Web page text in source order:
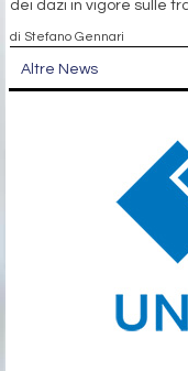
dei dazi in vigore sulle
di Stefano Gennari
Altre News